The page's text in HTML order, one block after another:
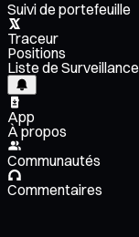
Suivi de portefeuille
Traceur
Positions
Liste de Surveillance
App
À propos
Communautés
Commentaires